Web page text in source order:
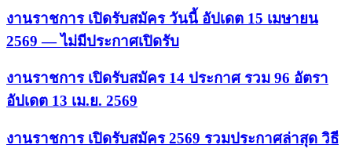
งานราชการ เปิดรับสมัคร วันนี้ อัปเดต 15 เมษายน
2569 — ไม่มีประกาศเปิดรับ
งานราชการ เปิดรับสมัคร 14 ประกาศ รวม 96 อัตรา
อัปเดต 13 เม.ย. 2569
งานราชการ เปิดรับสมัคร 2569 รวมประกาศล่าสุด วิธี